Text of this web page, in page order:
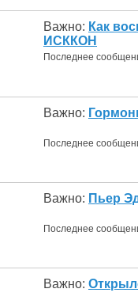
Важно: Как
ИСККОН
Последнее
Важно:
Последнее
Важно: Пьер
Последнее
Важно: